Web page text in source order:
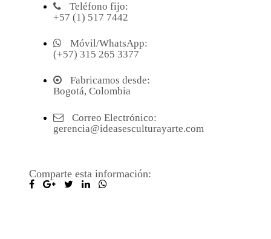
Teléfono fijo:
+57 (1) 517 7442
Móvil/WhatsApp:
(+57) 315 265 3377
Fabricamos desde:
Bogotá, Colombia
Correo Electrónico:
gerencia@ideasesculturayarte.com
Comparte esta información: